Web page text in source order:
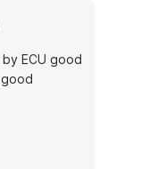
ECU good